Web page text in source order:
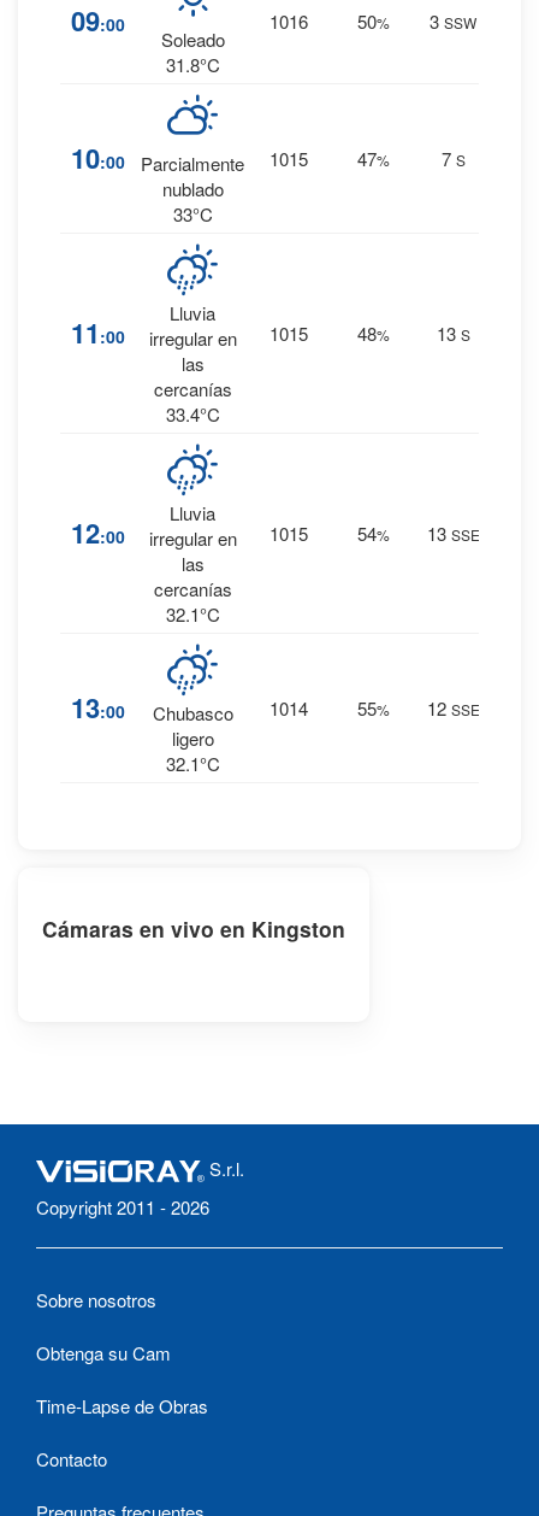
09:00
Soleado
31.8°C
1016 50% 3 SSW
10:00
Parcialmente
nublado
33°C
1015 47% 7 S
11 :00
Lluvia
irregular en
las
cercanías
33.4°C
1015 48% 13 S
12:00
Lluvia
irregular en
las
cercanías
32.1°C
1015 54% 13 SSE
13:00
Chubasco
ligero
32.1°C
1014 55% 12 SSE
Cámaras en vivo en Kingston
S.r.l.
Copyright 2011 - 2026
Sobre nosotros
Obtenga su Cam
Time-Lapse de Obras
Contacto